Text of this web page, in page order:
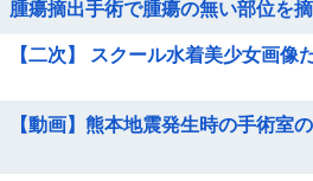
腫瘍摘出手術で腫瘍の無い部位を
【二次】 スクール水着美少女画像
【動画】熊本地震発生時の手術室